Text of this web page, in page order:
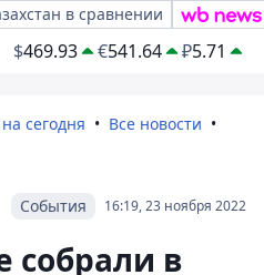
в сравнении
$469.93 €541.64 ₽5.71
сегодня
Все новости
16:19, 23 ноября 2022
События
собрали в